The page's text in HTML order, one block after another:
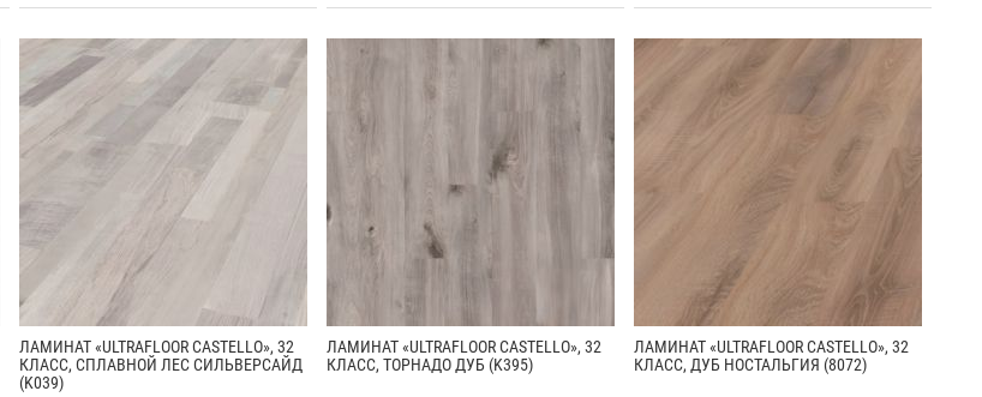
ЛАМИНАТ «ULTRAFLOOR CASTELLO», 32
КЛАСС, СПЛАВНОЙ ЛЕС СИЛЬВЕРСАЙД
(K039)
ЛАМИНАТ «ULTRAFLOOR CASTELLO», 32
КЛАСС, ТОРНАДО ДУБ (K395)
ЛАМИНАТ «ULTRAFLOOR CASTELLO», 32
КЛАСС, ДУБ НОСТАЛЬГИЯ (8072)